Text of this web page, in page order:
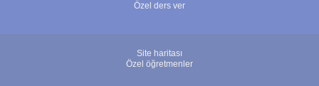
Özel ders ver
Site haritası
Özel öğretmenler